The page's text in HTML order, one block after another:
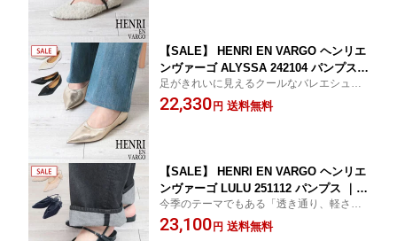
【SALE】 HENRI EN VARGO ヘンリエ
ンヴァーゴ ALYSSA 242104 パンプス
｜アリッサ バレエシューズ ポインテッ
ドトゥ ギャザー メタルバー ワンポイン
足がきれいに見えるクールなバレエシュー
ズ。ポインテッドトゥでカジュアルになり
すぎない大人の1足。
22,330 円 送料無料
【SALE】 HENRI EN VARGO ヘンリエ
ンヴァーゴ LULU 251112 パンプス ｜ル
ル ストラップ フェザー 透け感 レザー
フェミニン ローヒール きれいめ トレン
今季のテーマでもある「透き通り、軽さ」
をフェミニンに表現。フェザーのようなフ
ァブリックで華やかに演出します。
23,100 円 送料無料